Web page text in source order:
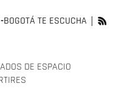
BOGOTÁ TE ESCUCHA
DE ESPACIO